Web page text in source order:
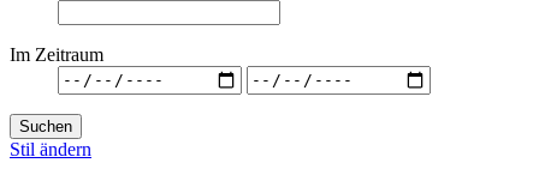
Im Zeitraum
Suchen
Stil ändern